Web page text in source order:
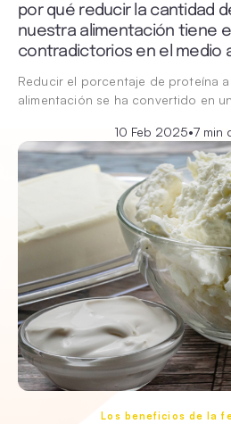
por qué reducir la cantidad
nuestra alimentación tiene
contradictorios en el medio
Reducir el porcentaje de proteína
alimentación se ha convertido en
10 Feb 2025•7 min
Los beneficios de la